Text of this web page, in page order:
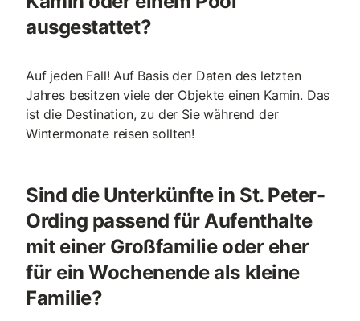
ausgestattet?
Auf jeden Fall! Auf Basis der Daten des letzten
Jahres besitzen viele der Objekte einen Kamin. Das
ist die Destination, zu der Sie während der
Wintermonate reisen sollten!
Sind die Unterkünfte in St. Peter-
Ording passend für Aufenthalte
mit einer Großfamilie oder eher
für ein Wochenende als kleine
Familie?